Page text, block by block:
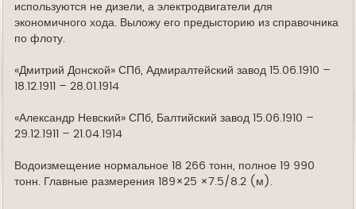
использу­ются не дизели, а электродвигатели для
экономичного хода. Выложу его предысторию из справочника
по флоту.
«Дмитрий Донской» СПб, Адмиралтейский завод 15.06.1910 –
18.12.1911 – 28.01.1914
«Александр Невский» СПб, Балтийский завод 15.06.1910 –
29.12.1911 – 21.04.1914
Водоизмещение нормальное 18 266 тонн, полное 19 990
тонн. Главные размерения 189×25 ×7.5/8.2 (м).